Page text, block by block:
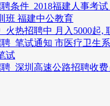
条件_2018福建人事考
班 福建中公教育
火热招聘中 月入5000起,
_笔试通知 市医疗卫生
试
_深圳高速公路招聘收费